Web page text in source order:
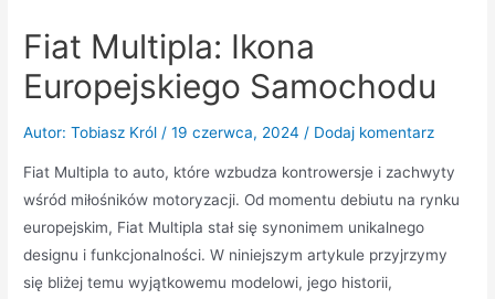
Fiat Multipla: Ikona
Europejskiego Samochodu
Autor: Tobiasz Król /19 czerwca, 2024 / Dodaj komentarz
Fiat Multipla to auto, które wzbudza kontrowersje i zachwyty
wśród miłośników motoryzacji. Od momentu debiutu na rynku
europejskim, Fiat Multipla stał się synonimem unikalnego
designu i funkcjonalności. W niniejszym artykule przyjrzymy
się bliżej temu wyjątkowemu modelowi, jego historii,